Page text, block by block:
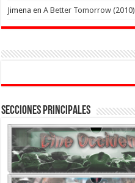
Jimena enA Better Tomorrow (2010)
Secciones Principales